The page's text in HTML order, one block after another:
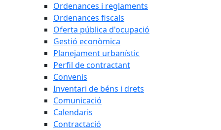
Ordenances i reglaments
Ordenances fiscals
Oferta pública d'ocupació
Gestió econòmica
Planejament urbanístic
Perfil de contractant
Convenis
Inventari de béns i drets
Comunicació
Calendaris
Contractació